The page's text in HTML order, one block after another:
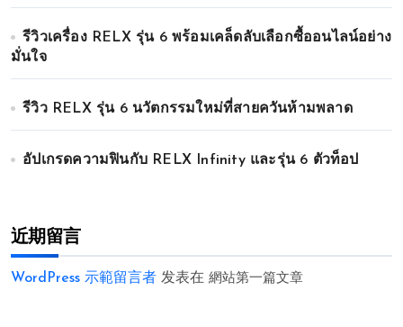
รีวิวเครื่อง RELX รุ่น 6 พร้อมเคล็ดลับเลือกซื้ออนไลน์อย่าง
มั่นใจ
รีวิว RELX รุ่น 6 นวัตกรรมใหม่ที่สายควันห้ามพลาด
อัปเกรดความฟินกับ RELX Infinity และรุ่น 6 ตัวท็อป
近期留言
WordPress 示範留言者 发表在 網站第一篇文章